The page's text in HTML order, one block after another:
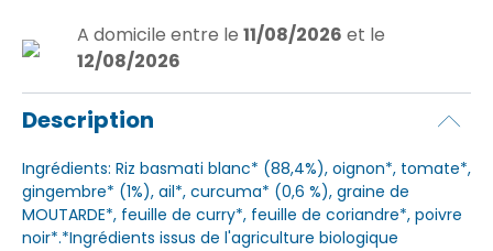
A domicile entre le 11/08/2026 et le
12/08/2026
Description
Ingrédients: Riz basmati blanc* (88,4%), oignon*, tomate*,
gingembre* (1%), ail*, curcuma* (0,6 %), graine de
MOUTARDE*, feuille de curry*, feuille de coriandre*, poivre
noir*.*Ingrédients issus de l'agriculture biologique